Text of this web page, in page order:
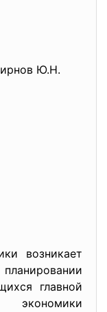
Ю.Н.
возникает
главной
экономики